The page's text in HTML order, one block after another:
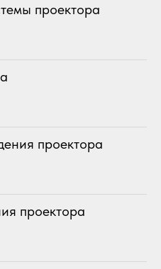
проектора
проектора
проектора